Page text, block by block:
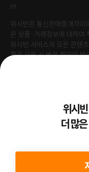
m
위시빈은 통신판매중개자이
은 상품·거래정보에 대하여
위시빈 서비스의 모든 콘텐
혹은 사용 시 법적 책임이 발
Venture Enterprise위시
더 많